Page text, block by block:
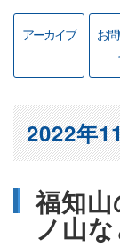
アーカイブ
お
福知
ノ山
2022年